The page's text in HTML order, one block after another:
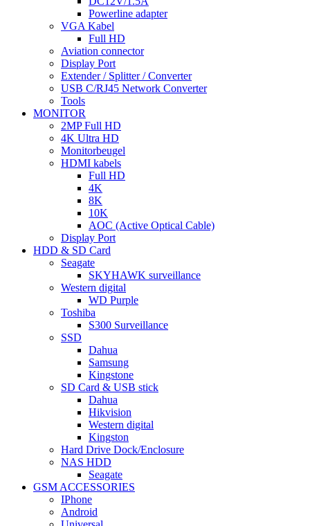
Powerline adapter
VGA Kabel
Full HD
Aviation connector
Display Port
Extender / Splitter / Converter
USB C/RJ45 Network Converter
Tools
MONITOR
2MP Full HD
4K Ultra HD
Monitorbeugel
HDMI kabels
Full HD
4K
8K
10K
AOC (Active Optical Cable)
Display Port
HDD & SD Card
Seagate
SKYHAWK surveillance
Western digital
WD Purple
Toshiba
S300 Surveillance
SSD
Dahua
Samsung
Kingstone
SD Card & USB stick
Dahua
Hikvision
Western digital
Kingston
Hard Drive Dock/Enclosure
NAS HDD
Seagate
GSM ACCESSORIES
IPhone
Android